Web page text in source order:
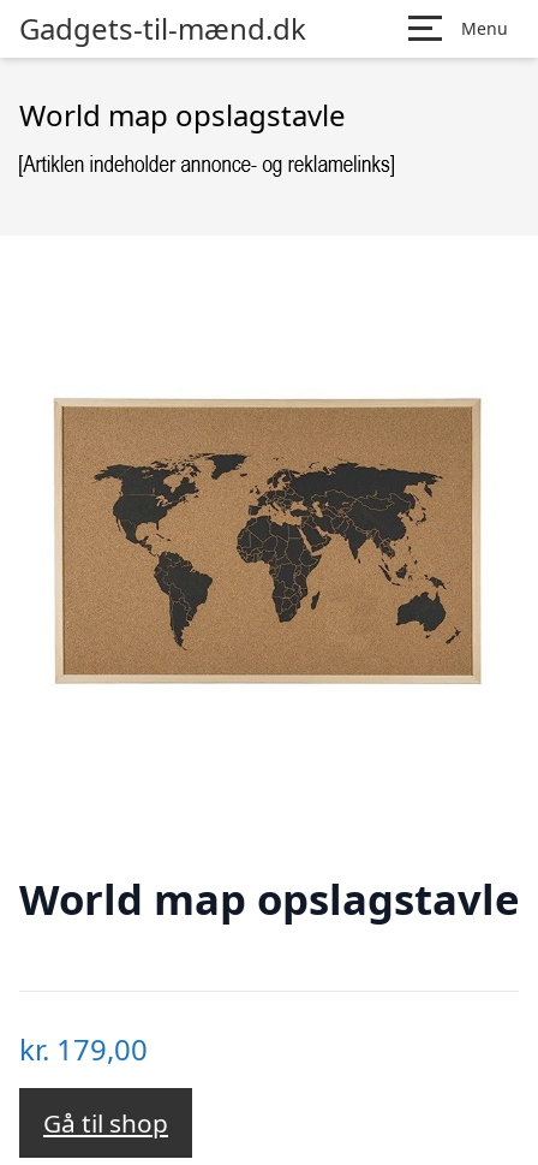
Gadgets-til-mænd.dk Menu
World map opslagstavle
World map opslagstavle
kr. 179,00
Gå til shop